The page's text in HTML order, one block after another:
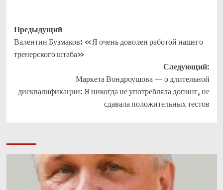
Навигация
записи
Предыдущий
Валентин Бузмаков: «Я очень доволен работой нашего
тренерского штаба»
Следующий:
Маркета Вондроушова — о длительной
дисквалификации: Я никогда не употребляла допинг, не
сдавала положительных тестов